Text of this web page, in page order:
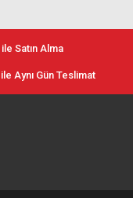
Satın Alma
Aynı Gün Teslimat